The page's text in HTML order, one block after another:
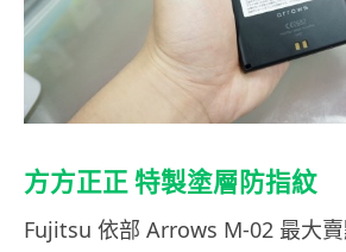
方方正正 特製塗層防指紋
Fujitsu 依部 Arrows M-02 最大